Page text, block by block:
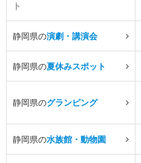
ト
静岡県の演劇・講演会
静岡県の夏休みスポット
静岡県のグランピング
静岡県の水族館・動物園